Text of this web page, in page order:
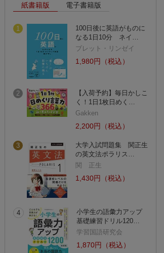
紙書籍版 電子書籍版
1
100日後に英語がものに
なる1日10分 ネイ…
ブレット・リンゼイ
1,980円（税込）
2
【入荷予約】毎日かしこ
く！1日1枚日めく…
Gakken
2,200円（税込）
3
大学入試問題集 関正生
の英文法ポラリス…
関 正生
1,430円（税込）
4
小学生の語彙力アップ
基礎練習ドリル120…
学習国語研究会
1,870円（税込）